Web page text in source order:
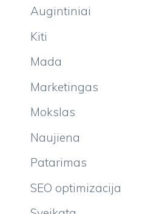
Augintiniai
Kiti
Mada
Marketingas
Mokslas
Naujiena
Patarimas
SEO optimizacija